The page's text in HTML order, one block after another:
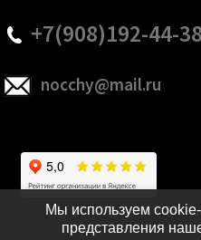
+7(908)192-44-38
nocchy@mail.ru
Мы используем
представления